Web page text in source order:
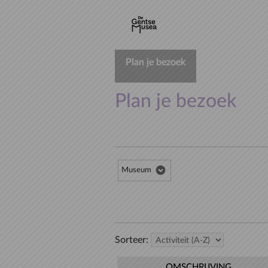
Plan je bezoek
Plan je bezoek
Museum
Sorteer: